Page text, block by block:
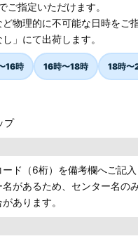
ご指定いただけます。
ど物理的に不可能な日時をご
」にて出荷します。
16時 16時〜18時 18時〜
ド（6桁）を備考欄へご記入
があるため、センター名の
あります。